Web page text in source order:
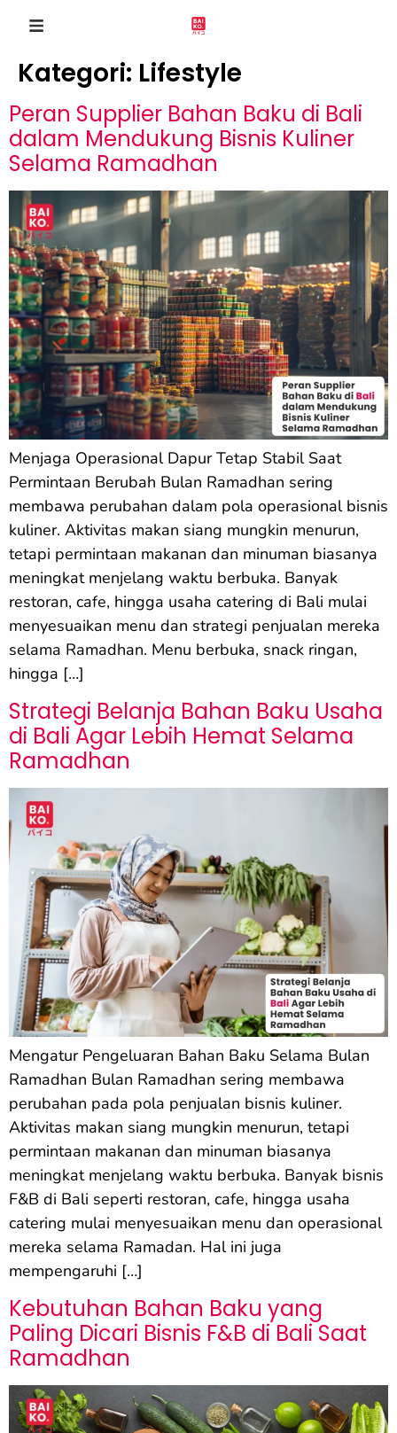
Kategori: Lifestyle
Peran Supplier Bahan Baku di Bali
dalam Mendukung Bisnis Kuliner
Selama Ramadhan
Menjaga Operasional Dapur Tetap Stabil Saat
Permintaan Berubah Bulan Ramadhan sering
membawa perubahan dalam pola operasional bisnis
kuliner. Aktivitas makan siang mungkin menurun,
tetapi permintaan makanan dan minuman biasanya
meningkat menjelang waktu berbuka. Banyak
restoran, cafe, hingga usaha catering di Bali mulai
menyesuaikan menu dan strategi penjualan mereka
selama Ramadhan. Menu berbuka, snack ringan,
hingga […]
Strategi Belanja Bahan Baku Usaha
di Bali Agar Lebih Hemat Selama
Ramadhan
Mengatur Pengeluaran Bahan Baku Selama Bulan
Ramadhan Bulan Ramadhan sering membawa
perubahan pada pola penjualan bisnis kuliner.
Aktivitas makan siang mungkin menurun, tetapi
permintaan makanan dan minuman biasanya
meningkat menjelang waktu berbuka. Banyak bisnis
F&B di Bali seperti restoran, cafe, hingga usaha
catering mulai menyesuaikan menu dan operasional
mereka selama Ramadan. Hal ini juga
mempengaruhi […]
Kebutuhan Bahan Baku yang
Paling Dicari Bisnis F&B di Bali Saat
Ramadhan